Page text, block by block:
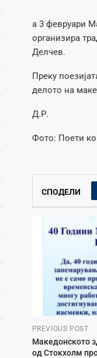
а 3 февруари
организира
Делчев.
Преку
делото на
Д.Р.
Фото: Поети
СПОДЕЛИ
PREVIOUS POST
Македонското
од Стокхолм